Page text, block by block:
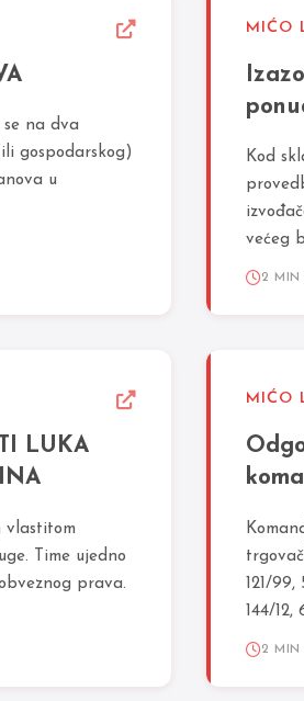
na dva
gospodarskog)
u
MIĆO
Kod
većeg
2 MIN
LUKA
vlastitom
Time ujedno
prava.
MIĆO
121/99,
144/
2 MIN